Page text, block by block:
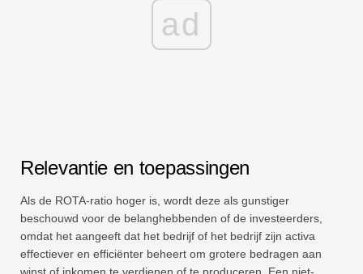
ad
Relevantie en toepassingen
Als de ROTA-ratio hoger is, wordt deze als gunstiger
beschouwd voor de belanghebbenden of de investeerders,
omdat het aangeeft dat het bedrijf of het bedrijf zijn activa
effectiever en efficiënter beheert om grotere bedragen aan